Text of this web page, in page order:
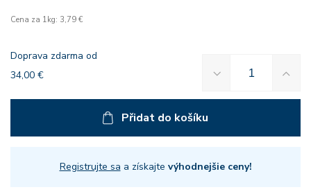
Cena za 1kg: 3,79 €
Doprava zdarma od
34,00 €
Přidat do košíku
Registrujte sa a získajte výhodnejšie ceny!